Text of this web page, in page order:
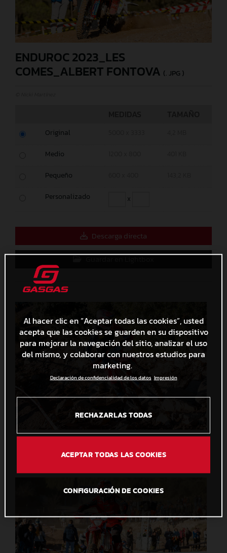
ENDUROC 2023_LES
COMES_ALBERT FONTOVA (. JPG )
Original
Medio
Pequeño
Personalizado x
Descarga directa
Guardar en Lightbox
EnduRoc 2023_Les Comes_Albert Fontova
6,7 MB .JPG
Al hacer clic en “Aceptar todas las cookies”, usted
acepta que las cookies se guarden en su dispositivo
para mejorar la navegación del sitio, analizar el uso
del mismo, y colaborar con nuestros estudios para
marketing.
Declaración de confidencialidad de los datos Impresión
RECHAZARLAS TODAS
ACEPTAR TODAS LAS COOKIES
CONFIGURACIÓN DE COOKIES